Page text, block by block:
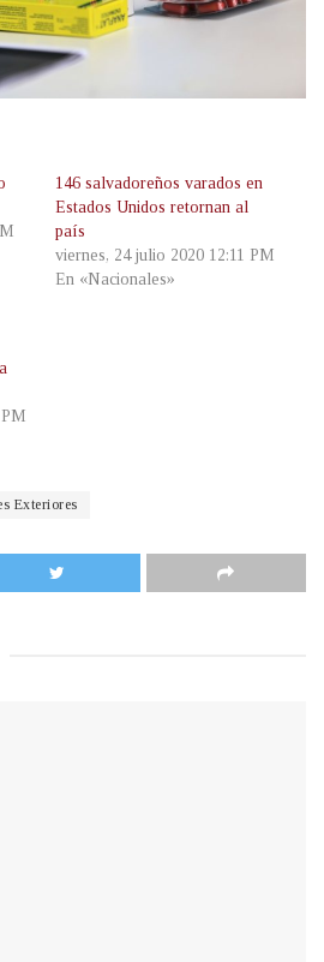
146 salvadoreños varados en
Estados Unidos retornan al
país
viernes, 24 julio 2020 12:11 PM
En «Nacionales»
Exteriores